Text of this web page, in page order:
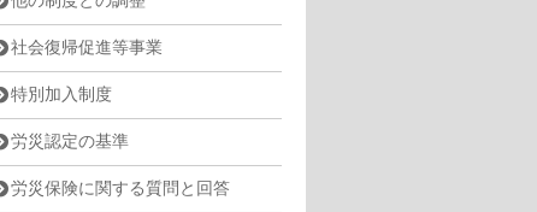
社会復帰促進等事業
特別加入制度
労災認定の基準
労災保険に関する質問と回答